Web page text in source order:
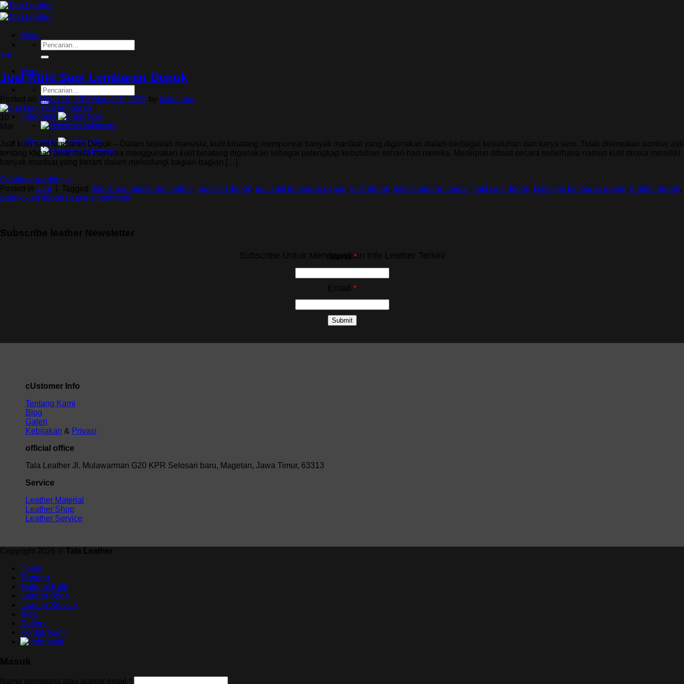
Skip
to
content
Menu
Pencarian
untuk:
Menu
Pencarian
untuk:
Indonesia
Indonesia
Indonesia
Indonesia
Jual
Jual Kulit Sapi Lembaran Depok
Maret 10, 2019Maret 10, 2019 kulitalaku
Jual kulit sapi lembaran Depok – Dalam sejarah manusia, kulit binatang mempunyai banyak manfaat yang digunakan dalam berbagai kebutuhan dan karya seni. Tidak ditemukan sumber asli
tentang kapan awal mula manusia menggunakan kulit binatang digunakan sebagai pelengkap kebutuhan sehari-hari mereka. Meskipun dibuat secara sederhana namun kulit dirasa memiliki
Continue reading →
Jual depok manufacturing leather, jual kulit depok jual kulit lembaran depok kulit depok kulit lembaran depok kulit sapi depok kulit sapi lembaran depok leather depok
pabrik kulit depok Leave a comment
Subscribe Untuk Mendapatkan Info Leather Terkini
*
*
cUstomer Info
Tentang Kami
Blog
Galeri
Kebijakan & Privasi
official office
Tala Leather Jl. Mulawarman G20 KPR Selosari baru, Magetan, Jawa Timur, 63313
Service
Leather Material
Leather Shop
Leather Service
Home
Tentang
Material Kulit
Leather Shop
Leather Service
Blog
Gallery
Kontak Kami